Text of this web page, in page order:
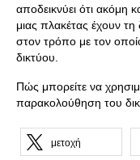
αποδεικνύει ότι ακόμη
μιας πλακέτας έχουν
στον τρόπο με τον
δικτύου.
Πώς μπορείτε να
παρακολούθηση του
μετοχή